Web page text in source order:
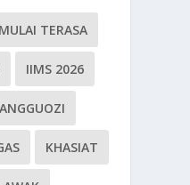
TERASA
IIMS 2026
KHASIAT